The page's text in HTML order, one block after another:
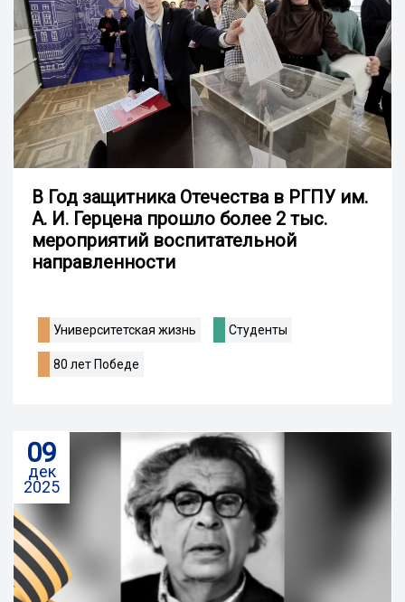
В Год защитника Отечества в РГПУ им.
А. И. Герцена прошло более 2 тыс.
мероприятий воспитательной
направленности
Университетская жизнь Студенты
80 лет Победе
09
дек
2025